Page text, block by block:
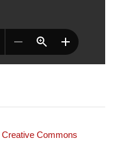
Creative Commons